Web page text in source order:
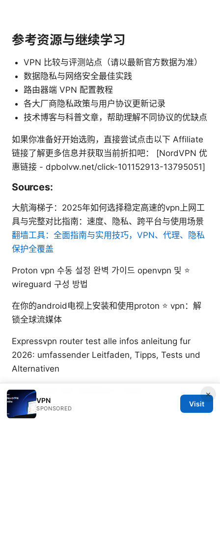
参考资源与继续学习
VPN 比较与评测站点（请以最新官方数据为准）
数据隐私与网络安全最佳实践
路由器端 VPN 配置教程
各大厂商隐私政策与用户协议更新记录
技术博客与科普文章，帮助理解不同协议的优缺点
如果你准备好开始选购，直接尝试点击以下 Affiliate
链接了解更多信息并获取当前折扣吧： [NordVPN 优
惠链接 - dpbolvw.net/click-101152913-13795051]
Sources:
大航海梯子：2025年如何选择稳定高速的vpn上网工
具与完整对比指南：速度、隐私、跨平台与使用场景
翻墙工具：全面指南与实用技巧，VPN、代理、隐私
保护全覆盖
Proton vpn 수동 설정 완벽 가이드 openvpn 및 ⭐
wireguard 구성 방법
在你的android电视上安装和使用proton ⭐ vpn：解
锁全球流媒体
Expressvpn router test alle infos anleitung fur
2026: umfassender Leitfaden, Tipps, Tests und
Alternativen
Is surfshark vpn available in india ×
VPN
SPONSORED
Visit